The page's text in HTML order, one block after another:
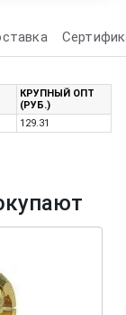
КРУПНЫЙ ОПТ
(РУБ.)
129.31